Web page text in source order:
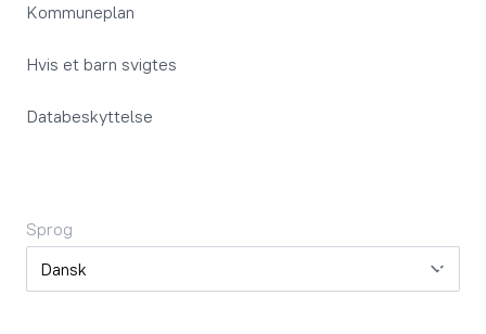
Kommuneplan
Hvis et barn svigtes
Databeskyttelse
Sprog
Sprog